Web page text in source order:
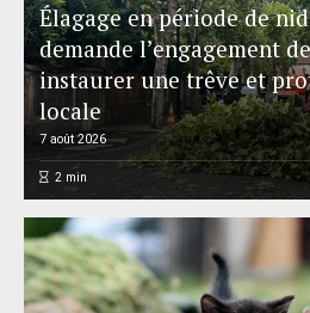
Élagage en période de
demande l’engagement
instaurer une trêve et
locale
7 août 2026
2min